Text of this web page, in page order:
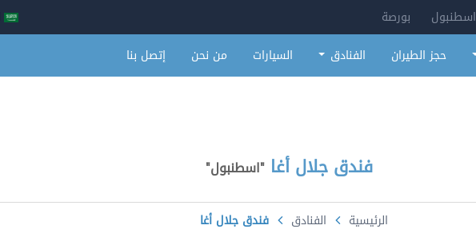
اسطنبول
بورصة
حجز الطيران الفنادق السيارات من نحن إتصل بنا
فندق جلال أغا "اسطنبول"
الرئيسية الفنادق فندق جلال أغا